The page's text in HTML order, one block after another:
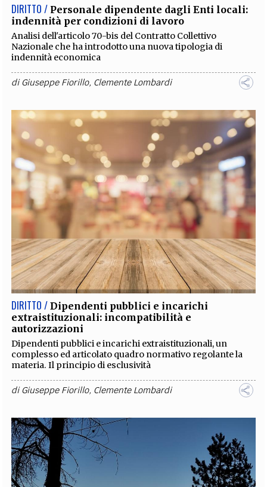
DIRITTO / Personale dipendente dagli Enti locali:
indennità per condizioni di lavoro
Analisi dell'articolo 70-bis del Contratto Collettivo
Nazionale che ha introdotto una nuova tipologia di
indennità economica
diGiuseppe Fiorillo, Clemente Lombardi
DIRITTO / Dipendenti pubblici e incarichi
extraistituzionali: incompatibilità e
autorizzazioni
Dipendenti pubblici e incarichi extraistituzionali, un
complesso ed articolato quadro normativo regolante la
materia. Il principio di esclusività
diGiuseppe Fiorillo, Clemente Lombardi